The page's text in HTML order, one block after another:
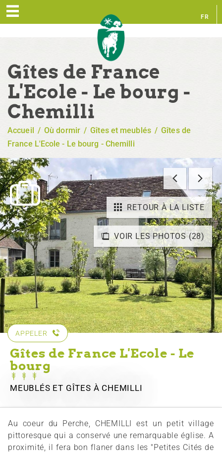
FR
Gîtes de France
L'Ecole - Le bourg -
Chemilli
Accueil / Où dormir / Gîtes et meublés / Gîtes de
France L'Ecole - Le bourg - Chemilli
VOIR LES PHOTOS (28)
RETOUR À LA LISTE
APPELER
Gîtes de France L'Ecole - Le
bourg
MEUBLÉS ET GÎTES À CHEMILLI
Au coeur du Perche, CHEMILLI est un petit village
pittoresque qui a conservé une remarquable église. A
proximité, il fera bon flaner dans les "Petites Cités de